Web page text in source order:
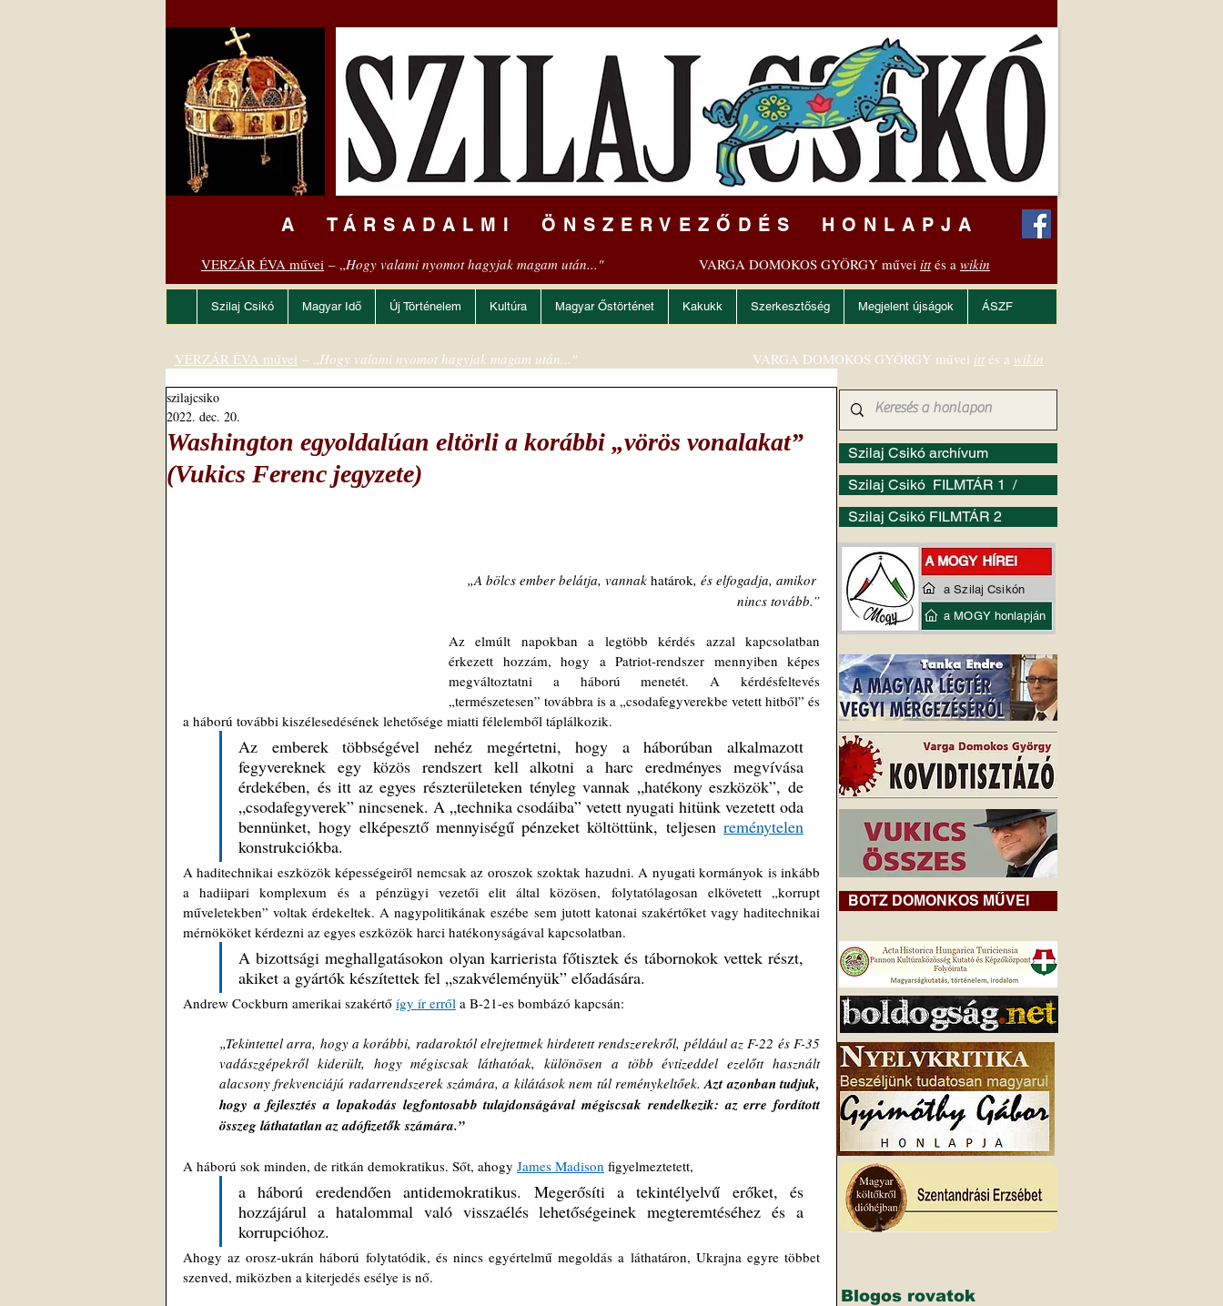
A TÁRSADALMI ÖNSZERVEZŐDÉS HONLAPJA
VERZÁR ÉVA művei – „Hogy valami nyomot hagyjak magam után..." VARGA DOMOKOS GYÖRGY művei ittés a wikin
Szilaj Csikó Magyar Idő Új Történelem Kultúra Magyar Őstörténet Kakukk Szerkesztőség Megjelent újságok ÁSZF
Washington egyoldalúan eltörli a korábbi „vörös vonalakat”
(Vukics Ferenc jegyzete)
szilajcsiko
2022. dec. 20.
„A bölcs ember belátja, vannak határok, és elfogadja, amikor
nincs tovább.”
Az elmúlt napokban a legtöbb kérdés azzal kapcsolatban
érkezett hozzám, hogy a Patriot-rendszer mennyiben képes
megváltoztatni a háború menetét.
A kérdésfeltevés
„természetesen” továbbra is a „csodafegyverekbe vetett hitből” és
a háború további kiszélesedésének lehetősége miatti félelemből táplálkozik.
Az emberek többségével nehéz megértetni, hogy a háborúban alkalmazott
fegyvereknek egy közös rendszert kell alkotni a harc eredményes megvívása
érdekében, és itt az egyes részterületeken tényleg vannak „hatékony eszközök”, de
„csodafegyverek” nincsenek. A „technika csodáiba” vetett nyugati hitünk vezetett oda
bennünket, hogy elképesztő mennyiségű pénzeket költöttünk, teljesen reménytelen
konstrukciókba.
A haditechnikai eszközök képességeiről nemcsak az oroszok szoktak hazudni. A nyugati kormányok is inkább
a hadiipari komplexum és a pénzügyi vezetői elit által közösen, folytatólagosan elkövetett „korrupt
műveletekben” voltak érdekeltek. A nagypolitikának eszébe sem jutott katonai szakértőket vagy haditechnikai
mérnököket kérdezni az egyes eszközök harci hatékonyságával kapcsolatban.
A bizottsági meghallgatásokon olyan karrierista főtisztek és tábornokok vettek részt,
akiket a gyártók készítettek fel „szakvéleményük” előadására.
Andrew Cockburn amerikai szakértő így ír erről a B-21-es bombázó kapcsán:
„Tekintettel arra, hogy a korábbi, radaroktól elrejtettnek hirdetett rendszerekről, például az F-22 és F-35
vadászgépekről kiderült, hogy mégiscsak láthatóak, különösen a több évtizeddel ezelőtt használt
alacsony frekvenciájú radarrendszerek számára, a kilátások nem túl reménykeltőek. Azt azonban tudjuk,
hogy a fejlesztés a lopakodás legfontosabb tulajdonságával mégiscsak rendelkezik: az erre fordított
összeg láthatatlan az adófizetők számára.”
A háború sok minden, de ritkán demokratikus. Sőt, ahogy James Madison figyelmeztetett,
a háború eredendően antidemokratikus. Megerősíti a tekintélyelvű erőket, és
hozzájárul a hatalommal való visszaélés lehetőségeinek megteremtéséhez és a
korrupcióhoz.
Ahogy az orosz-ukrán háború folytatódik, és nincs egyértelmű megoldás a láthatáron, Ukrajna egyre többet
szenved, miközben a kiterjedés esélye is nő.
Szilaj Csikó archívum
Szilaj Csikó FILMTÁR 1 /
Szilaj Csikó FILMTÁR 2
VERZÁR ÉVA művei – „Hogy valami nyomot hagyjak magam után..." VARGA DOMOKOS GYÖRGY művei itt és a wikin
BOTZ DOMONKOS MŰVEI
Blogos rovatok
a Szilaj Csikón
a MOGY honlapján